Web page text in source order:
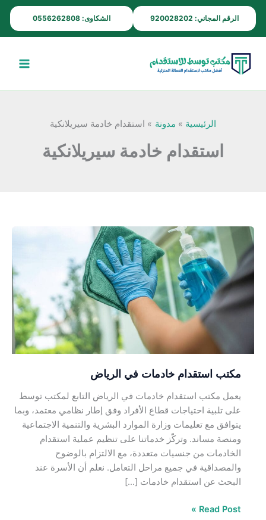
الرقم المجاني: 920028202 الشكاوى: 0556262808
تخطي
إلى
المحتوى
الرئيسية مدونة استقدام خادمة سيريلانكية
استقدام خادمة سيريلانكية
مكتب استقدام خادمات في الرياض
يعمل مكتب استقدام خادمات في الرياض التابع لمكتب توسط
على تلبية احتياجات قطاع الأفراد وفق إطار نظامي معتمد، وبما
يتوافق مع تعليمات وزارة الموارد البشرية والتنمية الاجتماعية
ومنصة مساند. وتركّز خدماتنا على تنظيم عملية استقدام
الخادمات من جنسيات متعددة، مع الالتزام بالوضوح
والمصداقية في جميع مراحل التعامل. نعلم أن الأسرة عند
البحث عن استقدام خادمات […]
مكتب
استقدام
خادمات
في
الرياض
Read Post »